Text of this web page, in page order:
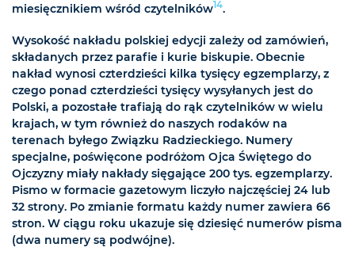
miesięcznikiem wśród czytelników14.
Wysokość nakładu polskiej edycji zależy od zamówień,
składanych przez parafie i kurie biskupie. Obecnie
nakład wynosi czterdzieści kilka tysięcy egzemplarzy, z
czego ponad czterdzieści tysięcy wysyłanych jest do
Polski, a pozostałe trafiają do rąk czytelników w wielu
krajach, w tym również do naszych rodaków na
terenach byłego Związku Radzieckiego. Numery
specjalne, poświęcone podróżom Ojca Świętego do
Ojczyzny miały nakłady sięgające 200 tys. egzemplarzy.
Pismo w formacie gazetowym liczyło najczęściej 24 lub
32 strony. Po zmianie formatu każdy numer zawiera 66
stron. W ciągu roku ukazuje się dziesięć numerów pisma
(dwa numery są podwójne).